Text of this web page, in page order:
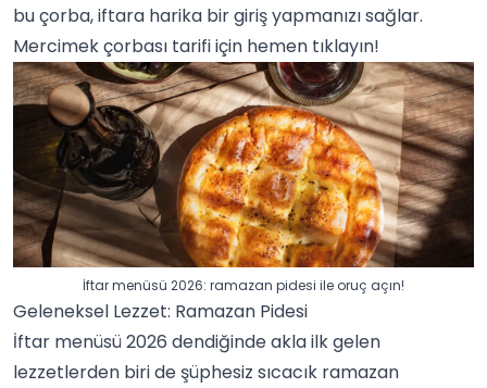
buçorba, iftara harika bir giriş yapmanızı sağlar.
Mercimek çorbası tarifiiçin hemen tıklayın!
İftar menüsü 2026: ramazan pidesi ile oruç açın!
Geleneksel Lezzet: Ramazan Pidesi
İftar menüsü 2026 dendiğinde akla ilk gelen
lezzetlerden biri de şüphesiz sıcacık ramazan